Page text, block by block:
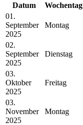
Datum Wochentag
01.
September
2025
Montag
02.
September
2025
Dienstag
03.
Oktober
2025
Freitag
03.
November
2025
Montag